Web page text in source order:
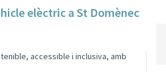
elèctric a St Domènec
accessible i inclusiva, amb